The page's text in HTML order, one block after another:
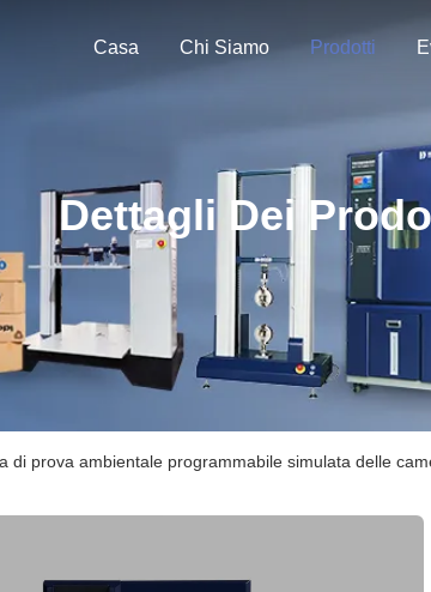
Casa Chi Siamo Prodotti
Dettagli Dei
di prova ambientale programmabile simulata delle